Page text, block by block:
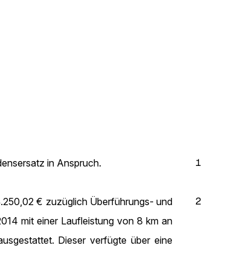
1
in Anspruch.
2
€ zuzüglich Überführungs- und
mit einer Laufleistung von 8 km an
Dieser verfügte über eine